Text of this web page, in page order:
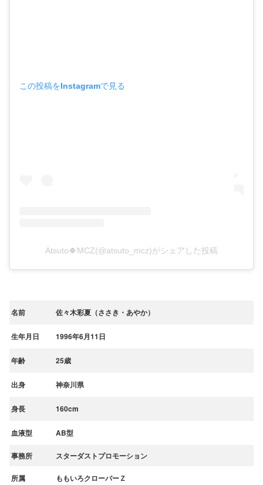
この投稿をInstagramで見る
Atsuto🍀MCZ(@atsuto_mcz)がシェアした投稿
名前 佐々木彩夏（ささき・あやか）
生年月日 1996年6月11日
年齢 25歳
出身 神奈川県
身長 160cm
血液型 AB型
事務所 スターダストプロモーション
所属 ももいろクローバーＺ